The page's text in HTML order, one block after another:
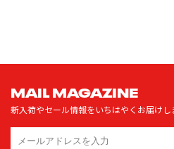
MAIL MAGAZINE
新入荷やセール情報をいちはやくお届けし